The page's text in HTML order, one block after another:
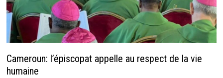
Cameroun: l’épiscopat appelle au respect de la vie
humaine